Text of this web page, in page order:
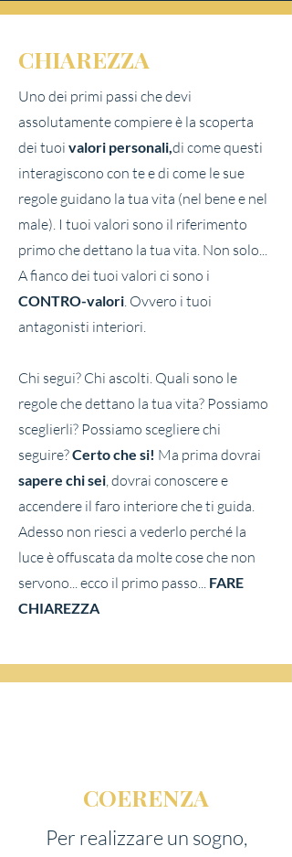
CHIAREZZA
Uno dei primi passi che devi
assolutamente compiere è la scoperta
dei tuoi valori personali,di come questi
interagiscono con te e di come le sue
regole guidano la tua vita (nel bene e nel
male). I tuoi valori sono il riferimento
primo che dettano la tua vita. Non solo...
A fianco dei tuoi valori ci sono i
CONTRO-valori. Ovvero i tuoi
antagonisti interiori.
Chi segui? Chi ascolti. Quali sono le
regole che dettano la tua vita? Possiamo
sceglierli? Possiamo scegliere chi
seguire?Certo che si! Ma prima dovrai
sapere chi sei, dovrai conoscere e
accendere il faro interiore che ti guida.
Adesso non riesci a vederlo perché la
luce è offuscata da molte cose che non
servono... ecco il primo passo... FARE
CHIAREZZA
COERENZA
Per realizzare un sogno,